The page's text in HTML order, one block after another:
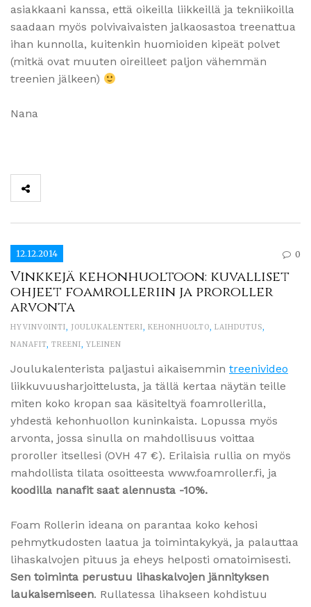
asiakkaani kanssa, että oikeilla liikkeillä ja tekniikoilla
saadaan myös polvivaivaisten jalkaosastoa treenattua
ihan kunnolla, kuitenkin huomioiden kipeät polvet
(mitkä ovat muuten oireilleet paljon vähemmän
treenien jälkeen)
Nana
12.12.2014 0
Vinkkejä kehonhuoltoon: kuvalliset
ohjeet foamrolleriin ja proroller
arvonta
HYVINVOINTI, JOULUKALENTERI, KEHONHUOLTO, LAIHDUTUS,
NANAFIT, TREENI, YLEINEN
Joulukalenterista paljastui aikaisemmin treenivideo
liikkuvuusharjoittelusta, ja tällä kertaa näytän teille
miten koko kropan saa käsiteltyä foamrollerilla,
yhdestä kehonhuollon kuninkaista. Lopussa myös
arvonta, jossa sinulla on mahdollisuus voittaa
proroller itsellesi (OVH 47 €). Erilaisia rullia on myös
mahdollista tilata osoitteesta www.foamroller.fi, ja
koodilla nanafit saat alennusta -10%.
Foam Rollerin ideana on parantaa koko kehosi
pehmytkudosten laatua ja toimintakykyä, ja palauttaa
lihaskalvojen pituus ja eheys helposti omatoimisesti.
Sen toiminta perustuu lihaskalvojen jännityksen
laukaisemiseen. Rullatessa lihakseen kohdistuu